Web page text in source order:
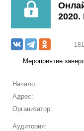
2020.
Мероприятие
Начало:
Адрес:
Организатор:
Аудитория: